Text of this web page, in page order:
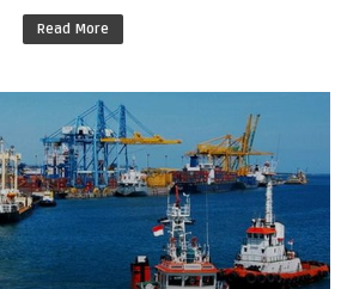
Read More